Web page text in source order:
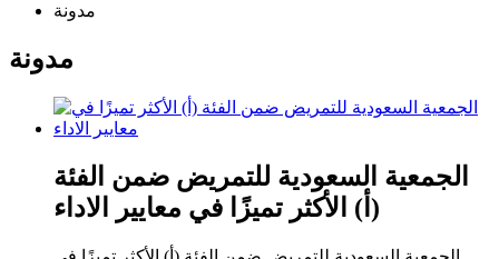
مدونة
مدونة
الجمعية السعودية للتمريض ضمن الفئة
(أ) الأكثر تميزًا في معايير الاداء